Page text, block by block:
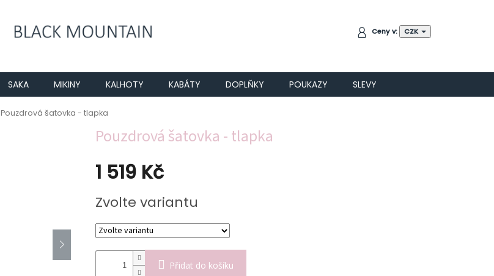
NÁKUPNÍCeny v: CZK
SAKA MIKINY KALHOTY KABÁTY DOPLŇKY POUKAZY SLEVY
Pouzdrová šatovka - tlapka
Pouzdrová šatovka - tlapka
1 519 Kč
cena:
Zvolte variantu
Přidat do košíku